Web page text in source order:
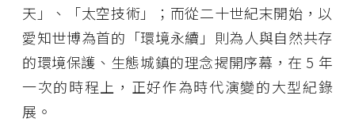
天」、「太空技術」；而從二十世紀末開始，以
愛知世博為首的「環境永續」則為人與自然共存
的環境保護、生態城鎮的理念揭開序幕，在 5 年
一次的時程上，正好作為時代演變的大型紀錄
展。